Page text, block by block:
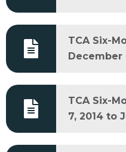
TCA Six-
December
TCA Six-
7, 2014 to